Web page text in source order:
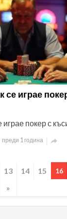
се играе
покер с
преди 1 година 
13 14 15 16
»